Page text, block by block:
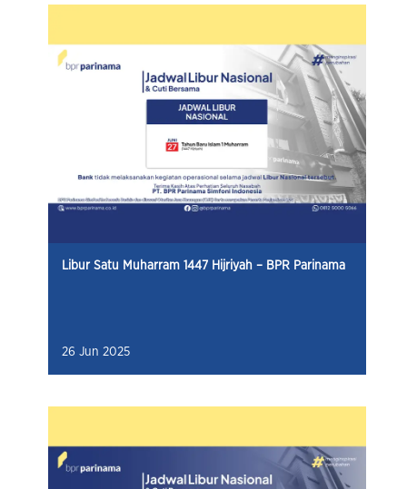
Libur Satu Muharram 1447 Hijriyah – BPR Parinama
26 Jun 2025